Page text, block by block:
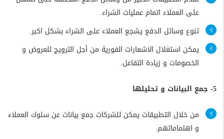
على العملاء اتمام عمليات الشراء.
تنوع وسائل الدفع يشجع العملاء على الشراء بشكل اكبر.
يمكن استغلال الاشعارات الفورية من أجل الترويج للعروض و
الخصومات و زيادة التفاعل.
5- جمع البيانات و تحليلها
من خلال التطبيقات يمكن للشركات جمع بيانات عن سلوك العملاء
و اهتماماتهم.